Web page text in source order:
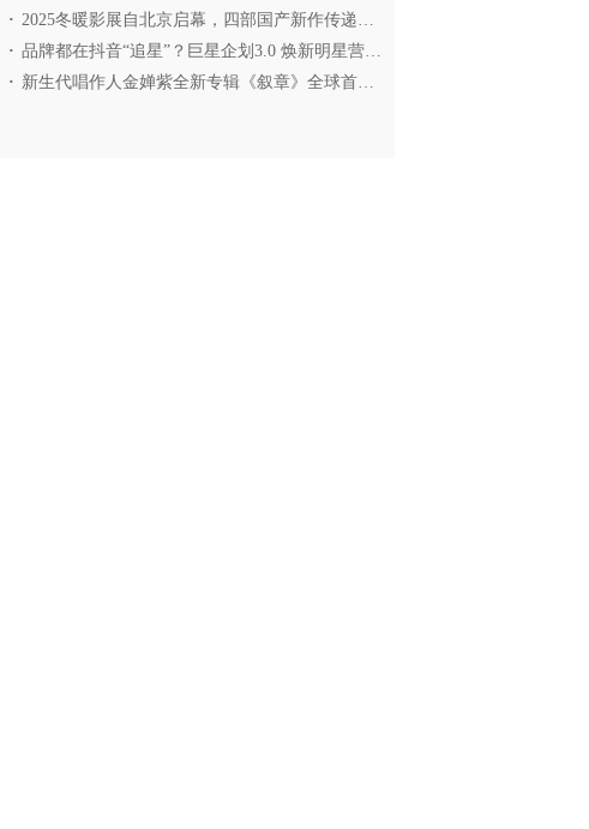
· 2025冬暖影展自北京启幕，四部国产新作传递银幕温情
· 品牌都在抖音“追星”？巨星企划3.0 焕新明星营销，让
· 新生代唱作人金婵紫全新专辑《叙章》全球首发，颠覆